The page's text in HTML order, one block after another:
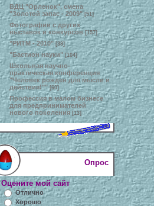
ВДЦ "Орленок", смена
"Золотой запас - 2009" [51]
Фотографии с других
выставок и конкурсов [157]
"РИТМ - 2010" [38]
"Бастион науки" [104]
Школьная научно-
практическая конференция
"Человек рожден для мысли и
действия!"" [60]
Профессия в малом бизнесе
для предпринимателей
нового поколения [13]
Опрос
Оцените мой сайт
Отлично
Хорошо